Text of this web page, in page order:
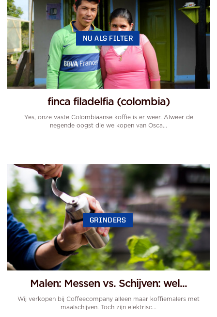
NU ALS FILTER
finca filadelfia (colombia)
Yes, onze vaste Colombiaanse koffie is er weer. Alweer de
negende oogst die we kopen van Osca...
GRINDERS
Malen: Messen vs. Schijven: wel...
Wij verkopen bij Coffeecompany alleen maar koffiemalers met
maalschijven. Toch zijn elektrisc...